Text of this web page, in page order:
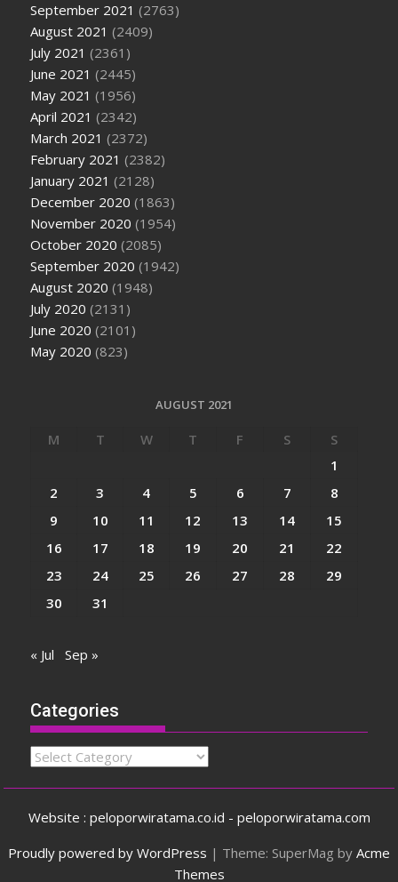
September 2021 (2763)
August 2021 (2409)
July 2021 (2361)
June 2021 (2445)
May 2021 (1956)
April 2021 (2342)
March 2021 (2372)
February 2021 (2382)
January 2021 (2128)
December 2020 (1863)
November 2020 (1954)
October 2020 (2085)
September 2020 (1942)
August 2020 (1948)
July 2020 (2131)
June 2020 (2101)
May 2020 (823)
AUGUST 2021
M T W T F S
S
1
2
3 4 5 6 7
8
9
10 11 12 13 14
15
16
17 18 19 20 21
22
23
24 25 26 27 28
29
30
31
« Jul Sep »
Categories
Categories
Website : peloporwiratama.co.id - peloporwiratama.com
Proudly powered by WordPress | Theme: SuperMag by Acme
Themes